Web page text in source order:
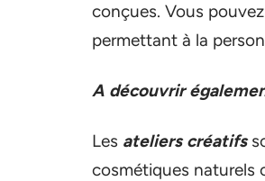
conçues. Vous
permettant à la
A découvrir
Les ateliers créatifs
cosmétiques naturels